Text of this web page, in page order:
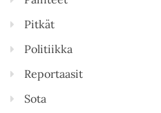
Pitkät
Politiikka
Reportaasit
Sota